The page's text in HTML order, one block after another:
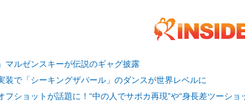
マルゼンスキーが伝説のギャグ披露
で「シーキングザパール」のダンスが世界レベルに
ショットが話題に！“中の人でサポカ再現”や“身長差ツーショ